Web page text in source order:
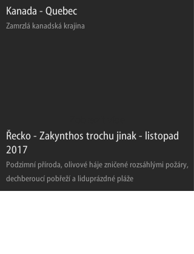
Kanada - Quebec
Zamrzlá kanadská krajina
Řecko - Zakynthos trochu jinak - listopad
2017
Podzimní příroda, olivové háje zničené rozsáhlými požáry,
dechberoucí pobřeží a liduprázdné pláže